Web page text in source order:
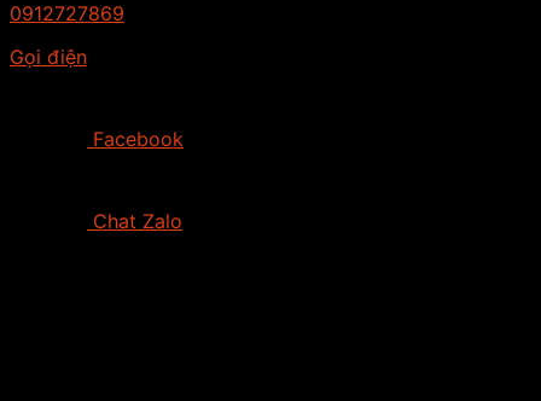
0912727869
Gọi điện
Facebook
Chat Zalo